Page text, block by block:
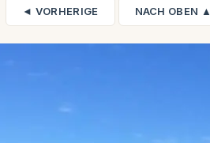
◄ VORHERIGE NACH OBEN ▲